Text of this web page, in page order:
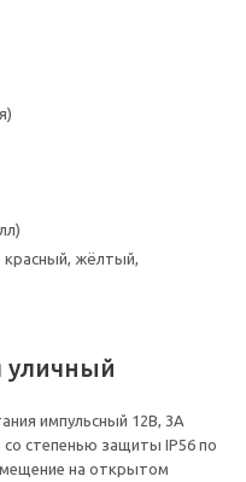
жёлтый,
уличный
импульсный 12В, 3А
степенью защиты IP56 по
на открытом